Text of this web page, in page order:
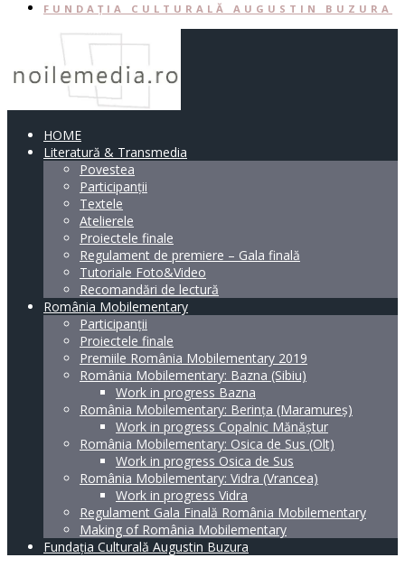
FUNDAȚIA CULTURALĂ AUGUSTIN BUZURA
HOME
Literatură & Transmedia
Povestea
Participanții
Textele
Atelierele
Proiectele finale
Regulament de premiere – Gala finală
Tutoriale Foto&Video
Recomandări de lectură
România Mobilementary
Participanții
Proiectele finale
Premiile România Mobilementary 2019
România Mobilementary: Bazna (Sibiu)
Work in progress Bazna
România Mobilementary: Berința (Maramureș)
Work in progress Copalnic Mănăștur
România Mobilementary: Osica de Sus (Olt)
Work in progress Osica de Sus
România Mobilementary: Vidra (Vrancea)
Work in progress Vidra
Regulament Gala Finală România Mobilementary
Making of România Mobilementary
Fundația Culturală Augustin Buzura